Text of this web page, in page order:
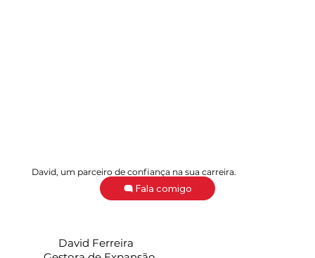
David Ferreira
David, um parceiro de confiança na sua carreira.
Fala comigo